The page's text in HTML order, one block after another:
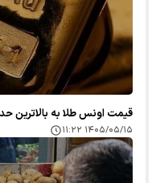
قیمت اونس طلا به بالاترین حد خود در ۷
۱۴۰۵/۰۵/۱۵ ۱۱:۲۲